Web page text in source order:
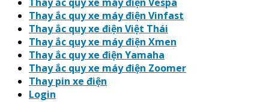
Thay ắc quy xe máy điện Vinfast
Thay ắc quy xe điện Việt Thái
Thay ắc quy xe máy điện Xmen
Thay ắc quy xe điện Yamaha
Thay ắc quy xe máy điện Zoomer
Thay pin xe điện
Login